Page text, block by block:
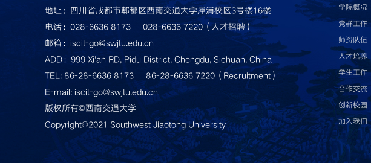
地址：四川省成都市郫都区西南交通大学犀浦校区3号楼16楼
电话：028-6636 8173     028-6636 7220（人才招聘）
邮箱：iscit-go@swjtu.edu.cn
ADD：999 Xi'an RD, Pidu District, Chengdu, Sichuan, China
TEL: 86-28-6636 8173     86-28-6636 7220（Recruitment）
E-mail: iscit-go@swjtu.edu.cn
版权所有©西南交通大学
Copyright©2021 Southwest Jiaotong University
学院概况
党群工作
师资队伍
人才培养
学生工作
合作交流
创新校园
加入我们